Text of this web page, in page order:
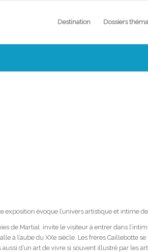
Destination Dossiers
évoque l’univers artistique et intime
de Martial invite le visiteur à entrer dans
à l’aube du XXe siècle. Les frères Caillebotte
d’un art de vivre si souvent illustré par les